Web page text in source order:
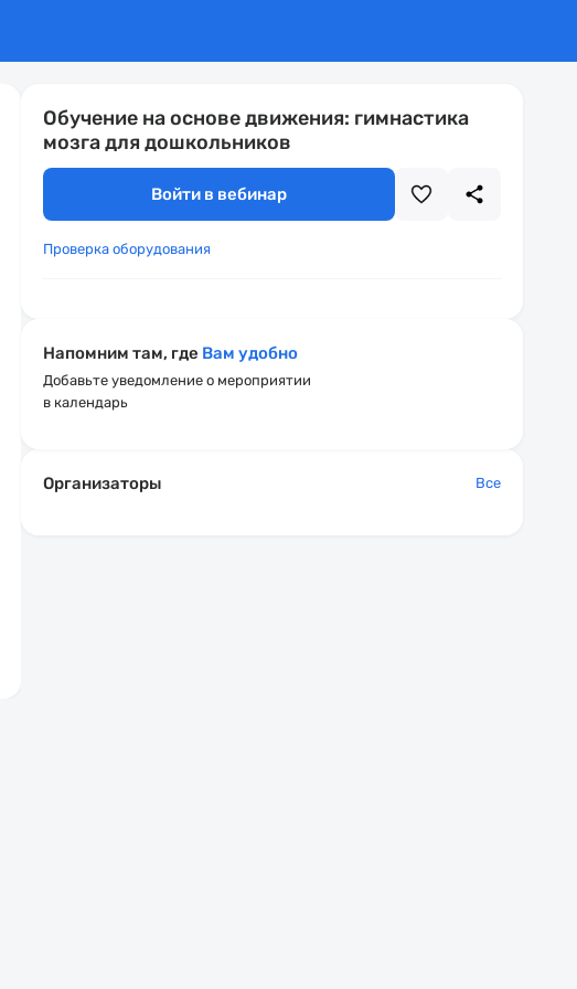
Обучение на основе движения: гимнастика
мозга для дошкольников
Войти в вебинар
Проверка оборудования
Напомним там, где Вам удобно
Добавьте уведомление о мероприятии
в календарь
Организаторы Все